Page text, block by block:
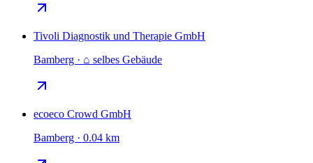
Tivoli Diagnostik und Therapie GmbH
Bamberg · ⌂ selbes Gebäude
ecoeco Crowd GmbH
Bamberg · 0.04 km